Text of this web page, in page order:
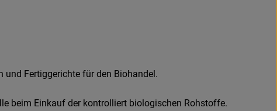
und Fertiggerichte für den Biohandel.
beim Einkauf der kontrolliert biologischen Rohstoffe.